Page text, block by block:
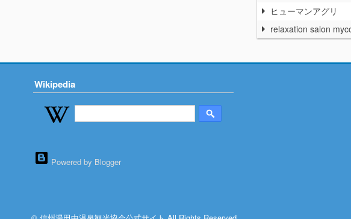
ヒューマンアグリ
relaxation salon
Wikipedia
Powered by Blogger